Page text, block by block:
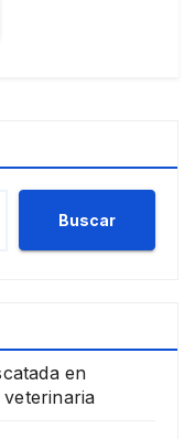
Buscar
en